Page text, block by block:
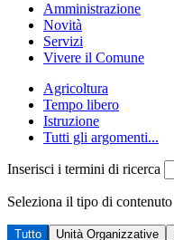
Amministrazione
Novità
Servizi
Vivere il Comune
Agricoltura
Tempo libero
Istruzione
Tutti gli argomenti...
Inserisci i termini di ricerca
Seleziona il tipo di contenuto
Tutto Unità Organizzative